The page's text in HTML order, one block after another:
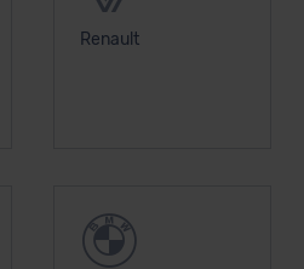
Renault